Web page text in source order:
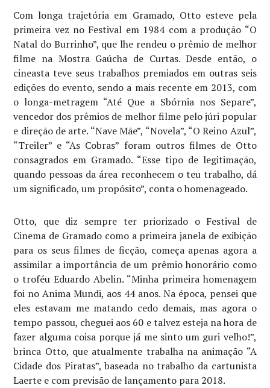
Com longa trajetória em Gramado, Otto esteve pela
primeira vez no Festival em 1984 com a produção “O
Natal do Burrinho”, que lhe rendeu o prêmio de melhor
filme na Mostra Gaúcha de Curtas. Desde então, o
cineasta teve seus trabalhos premiados em outras seis
edições do evento, sendo a mais recente em 2013, com
o longa-metragem “Até Que a Sbórnia nos Separe”,
vencedor dos prêmios de melhor filme pelo júri popular
e direção de arte. “Nave Mãe”, “Novela”, “O Reino Azul”,
“Treiler” e “As Cobras” foram outros filmes de Otto
consagrados em Gramado. “Esse tipo de legitimação,
quando pessoas da área reconhecem o teu trabalho, dá
um significado, um propósito”, conta o homenageado.
Otto, que diz sempre ter priorizado o Festival de
Cinema de Gramado como a primeira janela de exibição
para os seus filmes de ficção, começa apenas agora a
assimilar a importância de um prêmio honorário como
o troféu Eduardo Abelin. “Minha primeira homenagem
foi no Anima Mundi, aos 44 anos. Na época, pensei que
eles estavam me matando cedo demais, mas agora o
tempo passou, cheguei aos 60 e talvez esteja na hora de
fazer alguma coisa porque já me sinto um guri velho!”,
brinca Otto, que atualmente trabalha na animação “A
Cidade dos Piratas”, baseada no trabalho da cartunista
Laerte e com previsão de lançamento para 2018.